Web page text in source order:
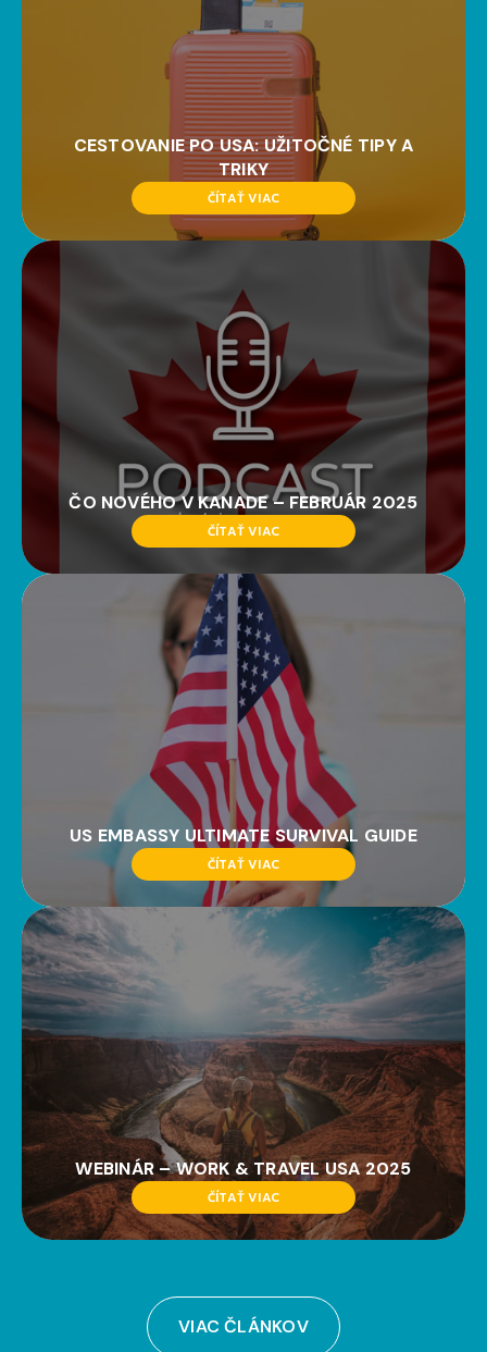
CESTOVANIE PO USA: UŽITOČNÉ TIPY A
TRIKY
ČÍTAŤ VIAC
ČO NOVÉHO V KANADE – FEBRUÁR 2025
ČÍTAŤ VIAC
US EMBASSY ULTIMATE SURVIVAL GUIDE
ČÍTAŤ VIAC
WEBINÁR – WORK & TRAVEL USA 2025
ČÍTAŤ VIAC
VIAC ČLÁNKOV